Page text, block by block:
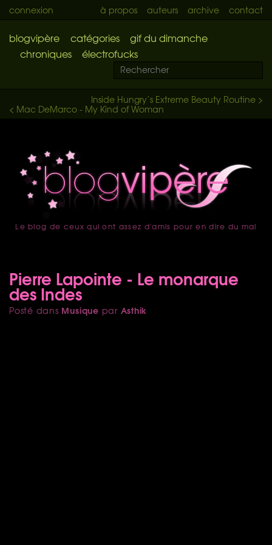
connexion à propos auteurs archive contact
blogvipère catégories
gif du dimanche
chroniques
électrofucks
Inside Hungry’s Extreme Beauty Routine >
< Mac DeMarco - My Kind of Woman
accueil
Le blog de ceux qui ont assez d'amis pour en dire du mal
Pierre Lapointe - Le monarque
des Indes
Posté dans Musique par Asthik